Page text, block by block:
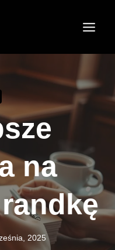
na
2025